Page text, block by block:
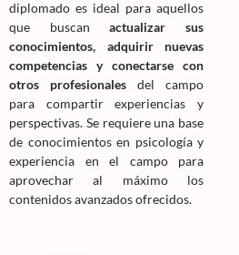
diplomado es ideal para aquellos
que buscanactualizar sus
conocimientos, adquirir nuevas
competencias y conectarse con
otros profesionales del campo
para compartir experiencias y
perspectivas. Se requiere una base
de conocimientos en psicología y
experiencia en el campo para
aprovechar al máximo los
contenidos avanzados ofrecidos.